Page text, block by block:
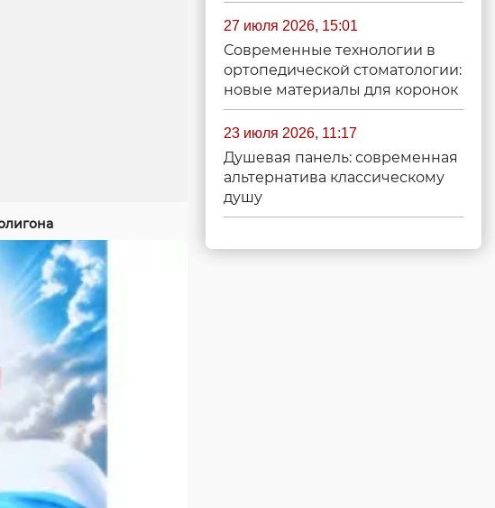
27 июля 2026, 15:01
Современные технологии в
ортопедической стоматологии:
новые материалы для коронок
23 июля 2026, 11:17
Душевая панель: современная
альтернатива классическому
душу